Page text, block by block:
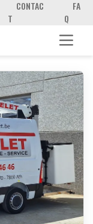
CONTAC
T
FA
Q